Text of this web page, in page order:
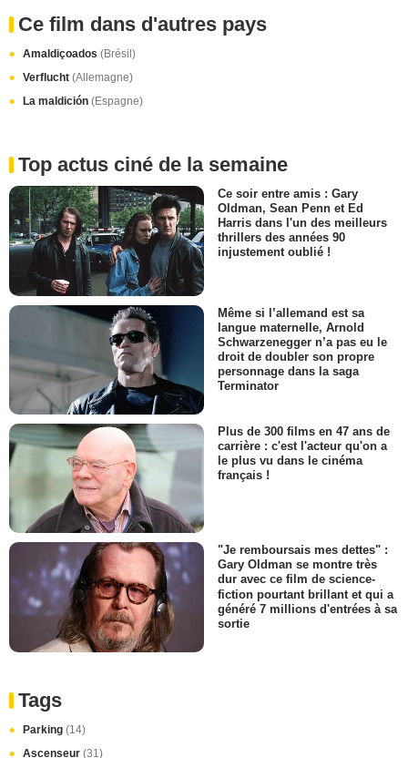
Ce film dans d'autres pays
Amaldiçoados (Brésil)
Verflucht (Allemagne)
La maldición (Espagne)
Top actus ciné de la semaine
Ce soir entre amis : Gary
Oldman, Sean Penn et Ed
Harris dans l'un des meilleurs
thrillers des années 90
injustement oublié !
Même si l’allemand est sa
langue maternelle, Arnold
Schwarzenegger n’a pas eu le
droit de doubler son propre
personnage dans la saga
Terminator
Plus de 300 films en 47 ans de
carrière : c'est l'acteur qu'on a
le plus vu dans le cinéma
français !
"Je remboursais mes dettes" :
Gary Oldman se montre très
dur avec ce film de science-
fiction pourtant brillant et qui a
généré 7 millions d'entrées à sa
sortie
Tags
Parking (14)
Ascenseur (31)